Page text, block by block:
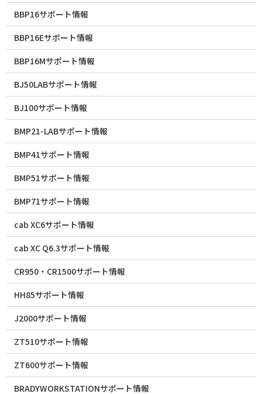
BBP16サポート情報
BBP16Eサポート情報
BBP16Mサポート情報
BJ50LABサポート情報
BJ100サポート情報
BMP21-LABサポート情報
BMP41サポート情報
BMP51サポート情報
BMP71サポート情報
cab XC6サポート情報
cab XC Q6.3サポート情報
CR950・CR1500サポート情報
HH85サポート情報
J2000サポート情報
ZT510サポート情報
ZT600サポート情報
BRADYWORKSTATIONサポート情報